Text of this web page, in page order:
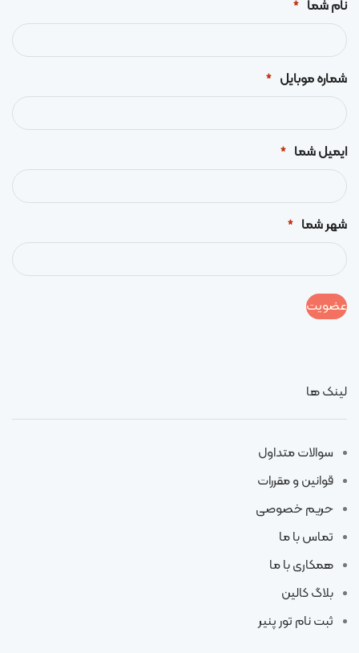
نام شما
*
شماره موبایل *
ایمیل شما *
شهر شما *
لینک ها
سوالات متداول
قوانین و مقررات
حریم خصوصی
تماس با ما
همکاری با ما
بلاگ کالین
ثبت نام تور پنیر